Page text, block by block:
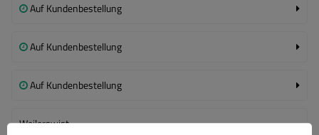
Auf Kundenbestellung
Auf Kundenbestellung
Auf Kundenbestellung
Weilerswist